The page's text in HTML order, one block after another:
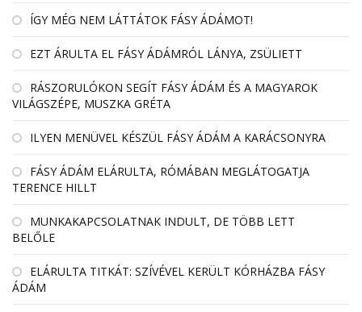
ÍGY MÉG NEM LÁTTÁTOK FÁSY ÁDÁMOT!
EZT ÁRULTA EL FÁSY ÁDÁMRÓL LÁNYA, ZSÜLIETT
RÁSZORULÓKON SEGÍT FÁSY ÁDÁM ÉS A MAGYAROK
VILÁGSZÉPE, MUSZKA GRÉTA
ILYEN MENÜVEL KÉSZÜL FÁSY ÁDÁM A KARÁCSONYRA
FÁSY ÁDÁM ELÁRULTA, RÓMÁBAN MEGLÁTOGATJA
TERENCE HILLT
MUNKAKAPCSOLATNAK INDULT, DE TÖBB LETT
BELŐLE
EL­ÁRULTA TIT­KÁT: SZÍ­VÉ­VEL KE­RÜLT KÓR­HÁZBA FÁSY
ÁDÁM